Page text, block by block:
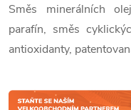
Směs minerálních
parafín, směs
antioxidanty,